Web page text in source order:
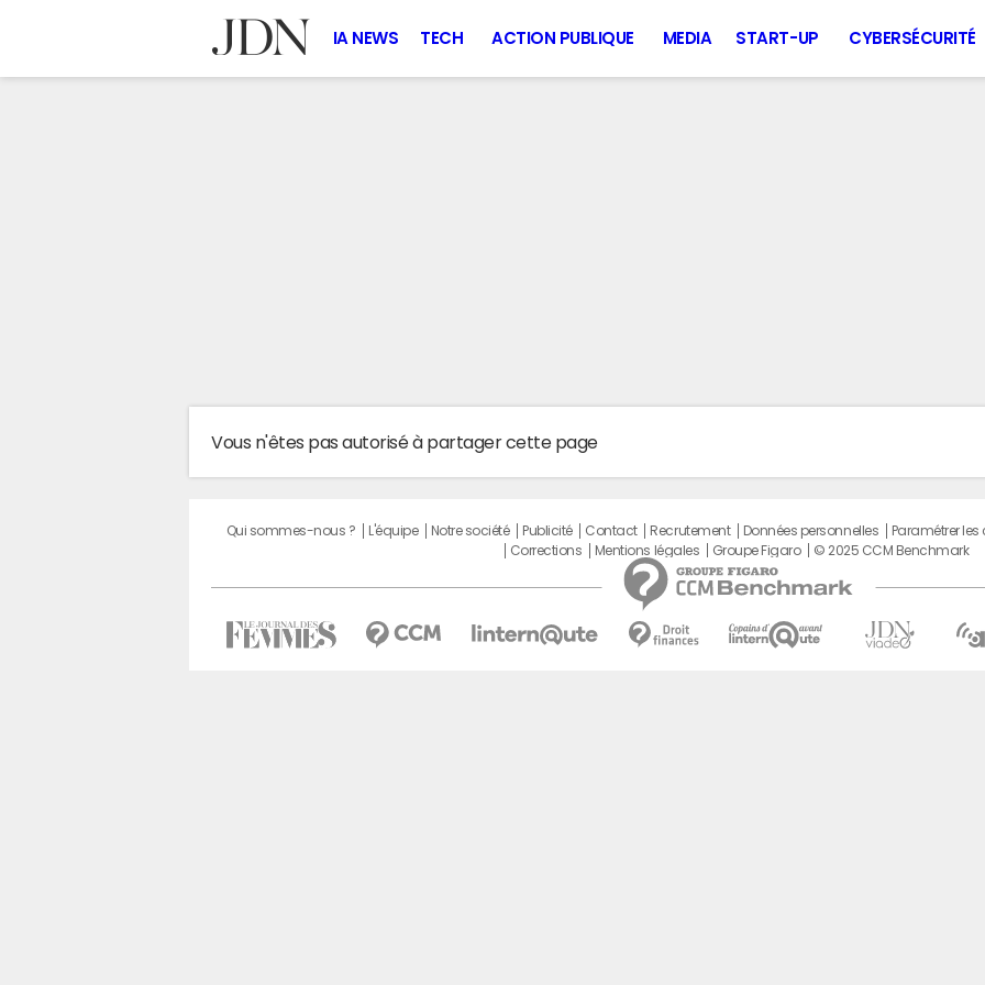
IA NEWS TECH ACTION PUBLIQUE MEDIA START-UP CYBERSÉCURITÉ
Vous n'êtes pas autorisé à partager cette page
Qui sommes-nous ? L'équipe Notre société Publicité Contact Recrutement Données personnelles Paramétrer les
Corrections
Mentions légales Groupe Figaro © 2025 CCM Benchmark